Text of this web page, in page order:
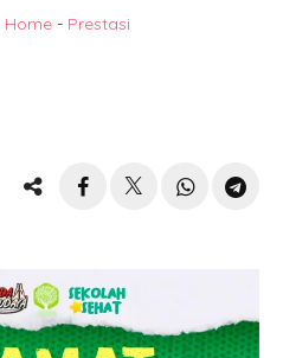
Home- Prestasi